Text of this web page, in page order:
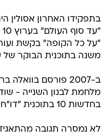
משנה בתוכנית הבוקר של ערוץ 2 "יום חדש" וככתב
ב-2007 פורסם
בחדשות 10 בתוכנית "דו"ח מלחמה" בספטמבר 2006.
לא נמסרה תגובה